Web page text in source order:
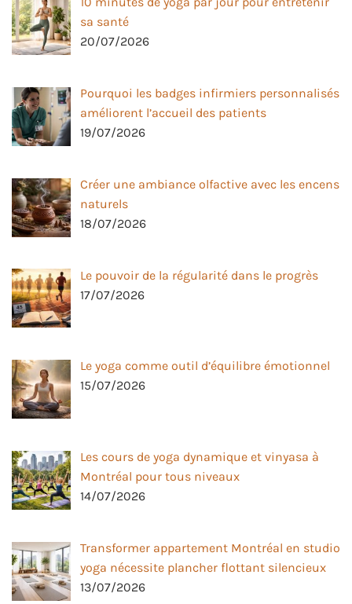
sa santé
20/07/2026
Pourquoi les badges infirmiers personnalisés
améliorent l’accueil des patients
19/07/2026
Créer une ambiance olfactive avec les encens
naturels
18/07/2026
Le pouvoir de la régularité dans le progrès
17/07/2026
Le yoga comme outil d’équilibre émotionnel
15/07/2026
Les cours de yoga dynamique et vinyasa à
Montréal pour tous niveaux
14/07/2026
Transformer appartement Montréal en studio
yoga nécessite plancher flottant silencieux
13/07/2026